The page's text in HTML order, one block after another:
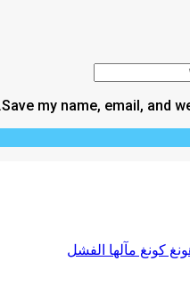
Save my name, email, and
كونغ مآلها الفشل